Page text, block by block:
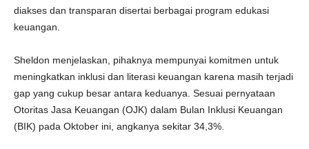
diakses dan transparan disertai berbagai program edukasi
keuangan.
Sheldon menjelaskan, pihaknya mempunyai komitmen untuk
meningkatkan inklusi dan literasi keuangan karena masih terjadi
gap yang cukup besar antara keduanya. Sesuai pernyataan
Otoritas Jasa Keuangan (OJK) dalam Bulan Inklusi Keuangan
(BIK) pada Oktober ini, angkanya sekitar 34,3%.